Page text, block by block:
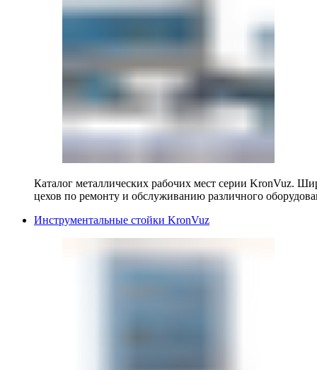
Каталог металлических рабочих мест серии KronVuz.
цехов по ремонту и обслуживанию различного
Инструментальные стойки KronVuz